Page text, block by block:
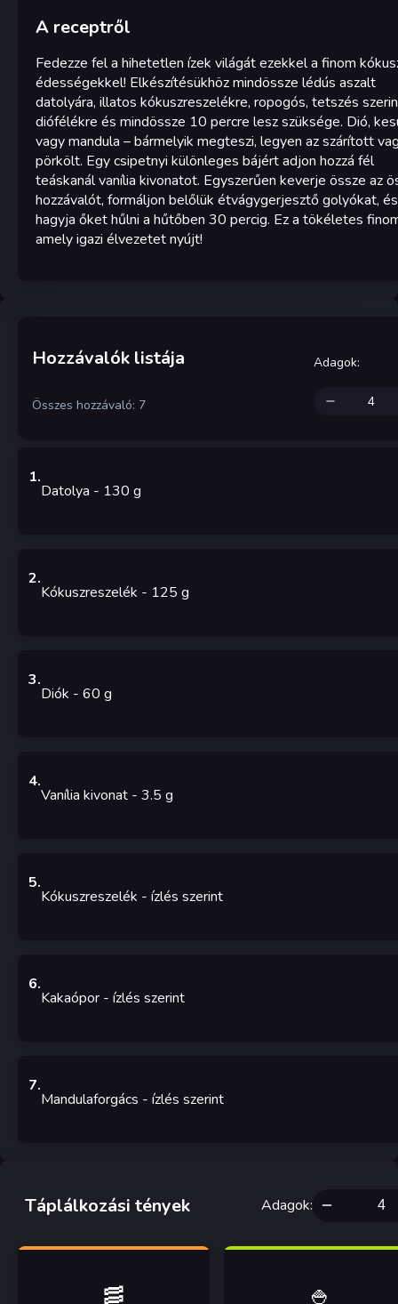
A receptről
Fedezze fel a hihetetlen ízek világát ezekkel a finom
édességekkel! Elkészítésükhöz mindössze lédús aszalt
datolyára, illatos kókuszreszelékre, ropogós, tetszés
diófélékre és mindössze 10 percre lesz szüksége. Dió,
vagy mandula – bármelyik megteszi, legyen az szárított
pörkölt. Egy csipetnyi különleges bájért adjon hozzá fél
teáskanál vanília kivonatot. Egyszerűen keverje össze az
hozzávalót, formáljon belőlük étvágygerjesztő golyókat, és
hagyja őket hűlni a hűtőben 30 percig. Ez a tökéletes
amely igazi élvezetet nyújt!
Hozzávalók listája
Összes hozzávaló: 7
Adagok:
1.
Datolya - 130 g
2.
Kókuszreszelék - 125 g
3.
Diók - 60 g
4.
Vanília kivonat - 3.5 g
5.
Kókuszreszelék - ízlés szerint
6.
Kakaópor - ízlés szerint
7.
Mandulaforgács - ízlés szerint
Táplálkozási tények Adagok:
🥓 🍚